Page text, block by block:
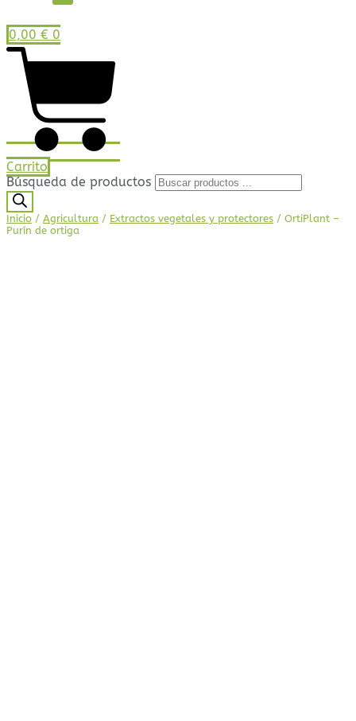
0,00 € 0
Carrito
Búsqueda de productos
Inicio / Agricultura / Extractos vegetales y protectores / OrtiPlant –
Purín de ortiga